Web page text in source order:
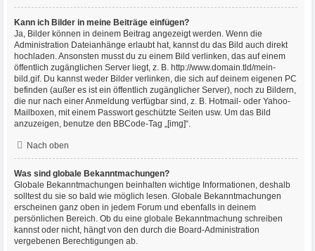
Kann ich Bilder in meine Beiträge einfügen?
Ja, Bilder können in deinem Beitrag angezeigt werden. Wenn die
Administration Dateianhänge erlaubt hat, kannst du das Bild auch direkt
hochladen. Ansonsten musst du zu einem Bild verlinken, das auf einem
öffentlich zugänglichen Server liegt, z. B. http://www.domain.tld/mein-
bild.gif. Du kannst weder Bilder verlinken, die sich auf deinem eigenen PC
befinden (außer es ist ein öffentlich zugänglicher Server), noch zu Bildern,
die nur nach einer Anmeldung verfügbar sind, z. B. Hotmail- oder Yahoo-
Mailboxen, mit einem Passwort geschützte Seiten usw. Um das Bild
anzuzeigen, benutze den BBCode-Tag „[img]“.
Nach oben
Was sind globale Bekanntmachungen?
Globale Bekanntmachungen beinhalten wichtige Informationen, deshalb
solltest du sie so bald wie möglich lesen. Globale Bekanntmachungen
erscheinen ganz oben in jedem Forum und ebenfalls in deinem
persönlichen Bereich. Ob du eine globale Bekanntmachung schreiben
kannst oder nicht, hängt von den durch die Board-Administration
vergebenen Berechtigungen ab.